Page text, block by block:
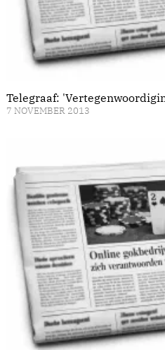
Telegraaf:
7 NOVEMBER 2013